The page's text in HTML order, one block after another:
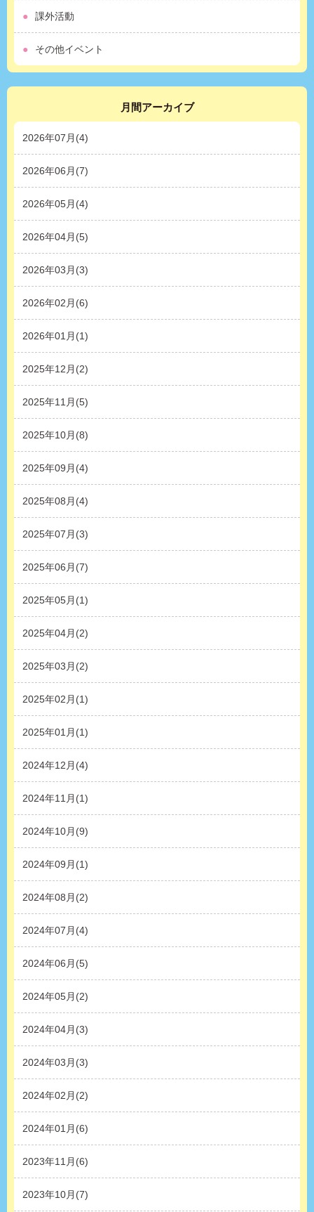
課外活動
その他イベント
月間アーカイブ
2026年07月(4)
2026年06月(7)
2026年05月(4)
2026年04月(5)
2026年03月(3)
2026年02月(6)
2026年01月(1)
2025年12月(2)
2025年11月(5)
2025年10月(8)
2025年09月(4)
2025年08月(4)
2025年07月(3)
2025年06月(7)
2025年05月(1)
2025年04月(2)
2025年03月(2)
2025年02月(1)
2025年01月(1)
2024年12月(4)
2024年11月(1)
2024年10月(9)
2024年09月(1)
2024年08月(2)
2024年07月(4)
2024年06月(5)
2024年05月(2)
2024年04月(3)
2024年03月(3)
2024年02月(2)
2024年01月(6)
2023年11月(6)
2023年10月(7)